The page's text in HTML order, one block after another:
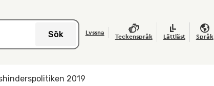
Sök Lyssna
Teckenspråk Lättläst Språk
2019